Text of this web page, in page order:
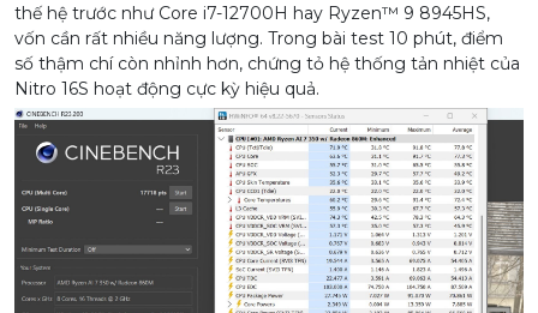
thế hệ trước như Core i7-12700H hay Ryzen™ 9 8945HS,
vốn cần rất nhiều năng lượng. Trong bài test 10 phút, điểm
số thậm chí còn nhỉnh hơn, chứng tỏ hệ thống tản nhiệt của
Nitro 16S hoạt động cực kỳ hiệu quả.